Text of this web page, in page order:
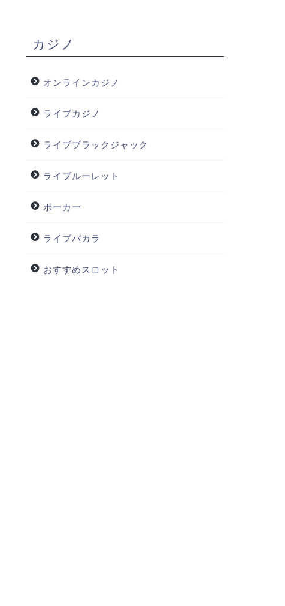
カジノ
オンラインカジノ
ライブカジノ
ライブブラックジャック
ライブルーレット
ポーカー
ライブバカラ
おすすめスロット